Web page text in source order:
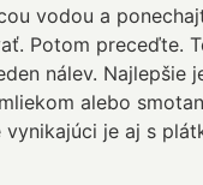
vodou a
Potom preceďte.
nálev. Najlepšie
alebo
vynikajúci je aj s